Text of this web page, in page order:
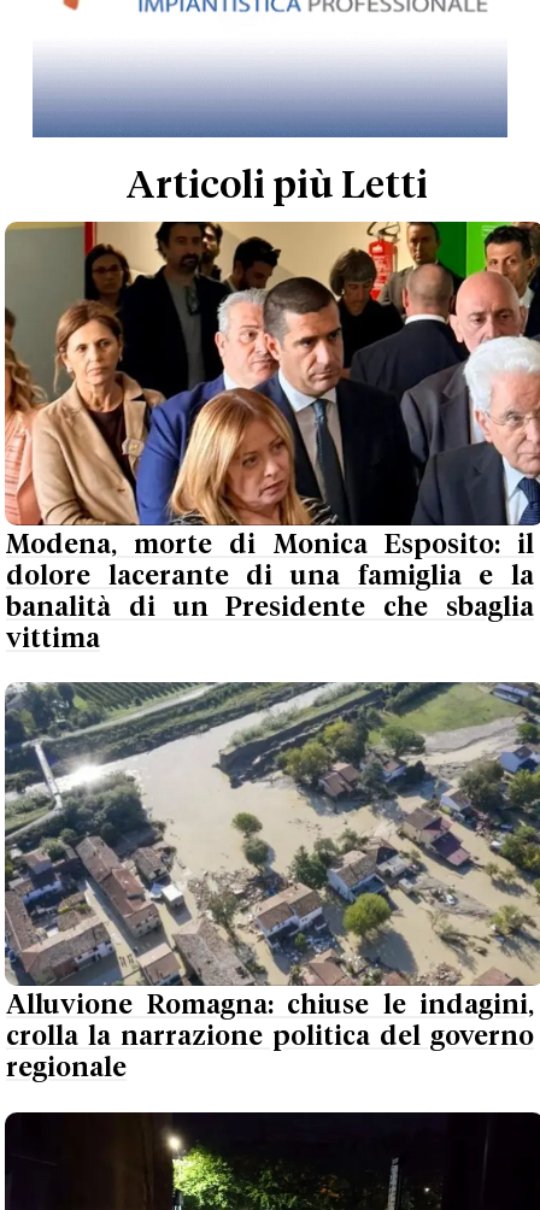
Articoli più Letti
Modena, morte di Monica Esposito: il
dolore lacerante di una famiglia e la
banalità di un Presidente che sbaglia
vittima
Alluvione Romagna: chiuse le indagini,
crolla la narrazione politica del governo
regionale